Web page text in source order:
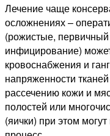
Лечение чаще
осложнениях –
(рожистые,
инфицирование)
кровоснабжения и
напряженности
рассечению кожи и
полостей или
(яички) при этом